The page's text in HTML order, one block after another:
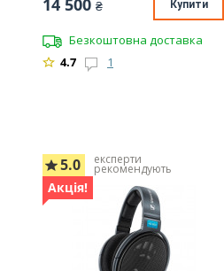
14 500 ₴ Купити
Безкоштовна доставка
4.7
1
5.0 експерти
рекомендують
Акція!